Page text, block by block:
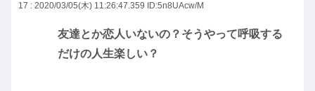
17 : 2020/03/05(木) 11:26:47.359 ID:5n8UAcw/M
友達とか恋人いないの？そうやって呼吸する
だけの人生楽しい？